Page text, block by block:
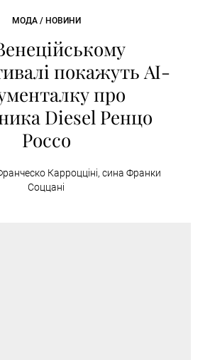
МОДА / НОВИНИ
покажуть AI-
про
Diesel Ренцо
Россо
Карроцціні, сина Франки
Соццані